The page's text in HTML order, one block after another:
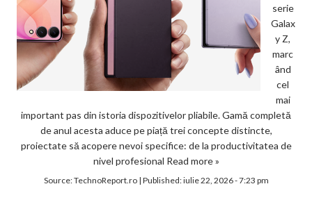
serie
Galax
y Z,
marc
ând
cel
mai
important pas din istoria dispozitivelor pliabile. Gamă completă
de anul acesta aduce pe piață trei concepte distincte,
proiectate să acopere nevoi specifice: de la productivitatea de
nivel profesional Read more »
Source:TechnoReport.ro| Published:iulie 22, 2026 - 7:23 pm